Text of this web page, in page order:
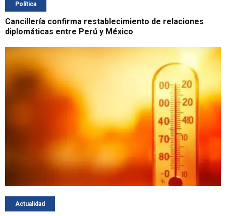
Política
Cancillería confirma restablecimiento de relaciones
diplomáticas entre Perú y México
Actualidad